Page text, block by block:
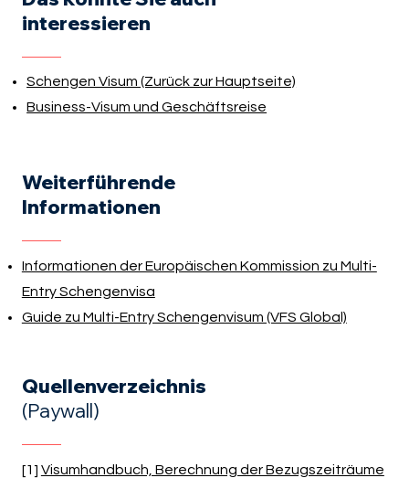
interessieren
Schengen Visum(Zurück zur Hauptseite)
Business-Visum und Geschäftsreise
Weiterführende
Informationen
Informationen der Europäischen Kommission zu Multi-
Entry Schengenvisa
Guide zu Multi-Entry Schengenvisum (VFS Global)
Quellenverzeichnis
(Paywall)
[1] Visumhandbuch, Berechnung der Bezugszeiträume